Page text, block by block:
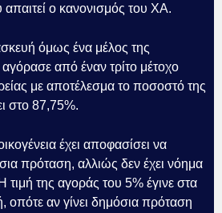
ο κανονισμός του ΧΑ.
όμως ένα μέλος της
αγόρασε από έναν τρίτο μέτοχο
με αποτέλεσμα το ποσοστό της
στο 87,75%.
έχει αποφασίσει να
πρόταση, αλλιώς δεν έχει νόημα
της αγοράς του 5% έγινε στα
οπότε αν γίνει δημόσια πρόταση